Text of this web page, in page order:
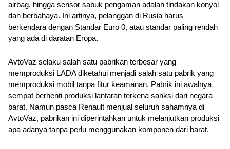
airbag, hingga sensor sabuk pengaman adalah tindakan konyol
dan berbahaya. Ini artinya, pelanggan di Rusia harus
berkendara dengan Standar Euro 0, atau standar paling rendah
yang ada di daratan Eropa.
AvtoVaz selaku salah satu pabrikan terbesar yang
memproduksi LADA diketahui menjadi salah satu pabrik yang
memproduksi mobil tanpa fitur keamanan. Pabrik ini awalnya
sempat berhenti produksi lantaran terkena sanksi dari negara
barat. Namun pasca Renault menjual seluruh sahamnya di
AvtoVaz, pabrikan ini diperintahkan untuk melanjutkan produksi
apa adanya tanpa perlu menggunakan komponen dari barat.